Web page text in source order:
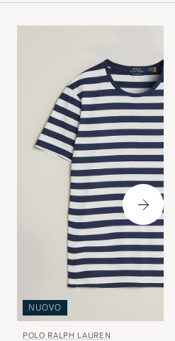
NUOVO
POLO RALPH LAUREN